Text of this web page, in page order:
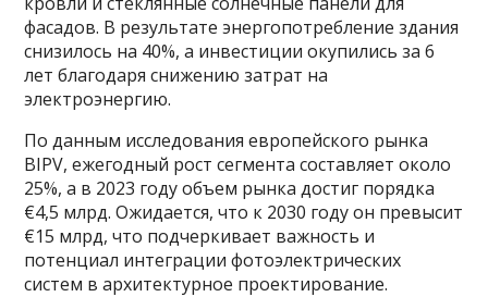
фасадов. В результате энергопотребление здания
снизилось на 40%, а инвестиции окупились за 6
лет благодаря снижению затрат на
электроэнергию.
По данным исследования европейского рынка
BIPV, ежегодный рост сегмента составляет около
25%, а в 2023 году объем рынка достиг порядка
€4,5 млрд. Ожидается, что к 2030 году он превысит
€15 млрд, что подчеркивает важность и
потенциал интеграции фотоэлектрических
систем в архитектурное проектирование.